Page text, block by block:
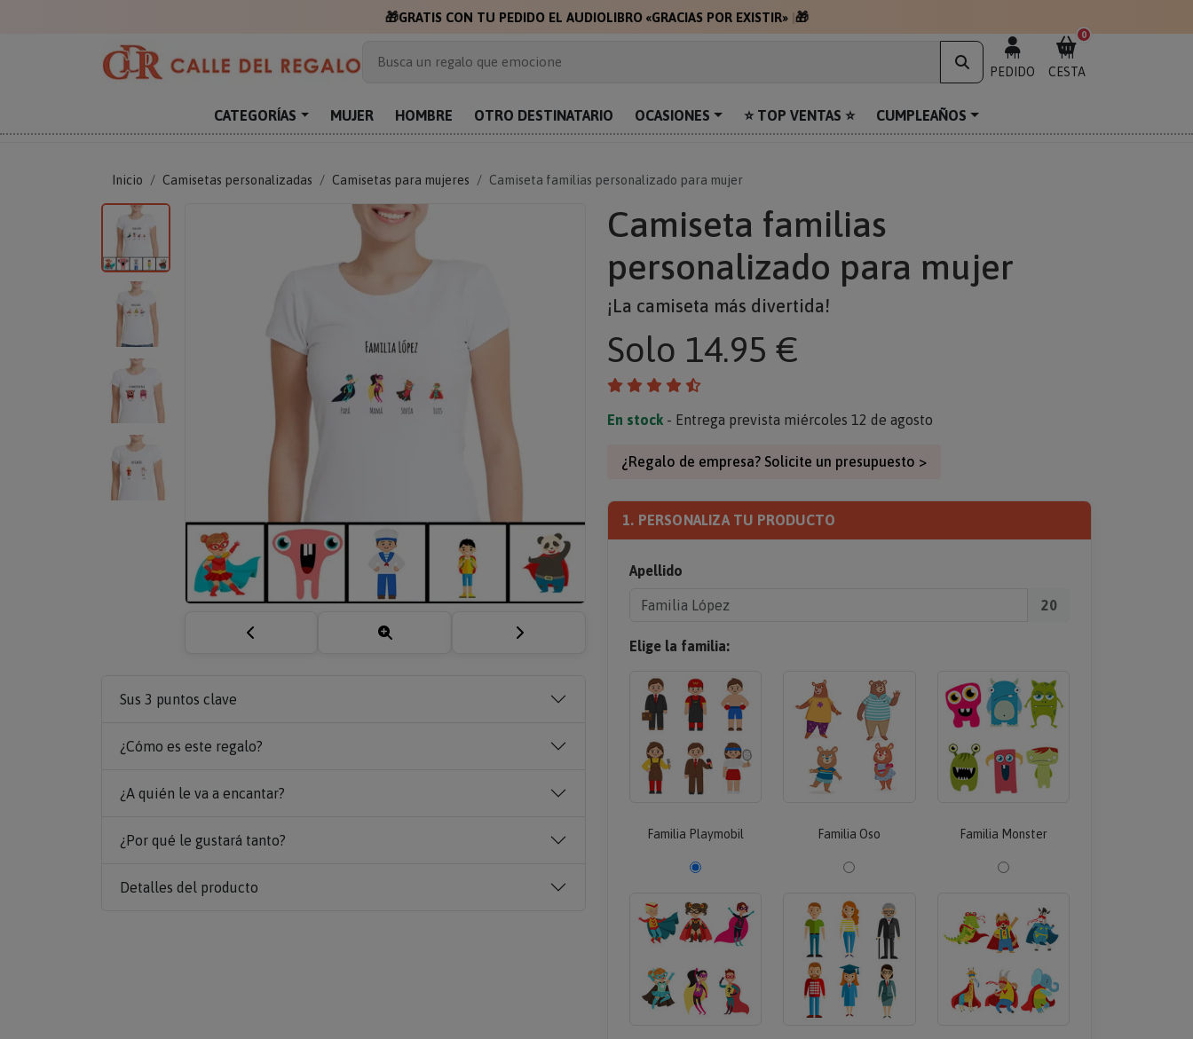
🎁GRATIS CON TU PEDIDO EL AUDIOLIBRO «GRACIAS POR EXISTIR» 🎁
Busca un regalo que emocione
Regalos personalizados para sorprender
MI
PEDIDO
0
MI
CESTA
CATEGORÍAS MUJER HOMBRE OTRO DESTINATARIO OCASIONES ⭐ TOP VENTAS ⭐ CUMPLEAÑOS
Inicio Camisetas personalizadas Camisetas para mujeres Camiseta familias personalizado para mujer
Sus 3 puntos clave
¿Cómo es este regalo?
¿A quién le va a encantar?
¿Por qué le gustará tanto?
Detalles del producto
Camiseta familias
personalizado para mujer
¡La camiseta más divertida!
Solo 14.95 €
En stock - Entrega prevista miércoles 12 de agosto
¿Regalo de empresa? Solicite un presupuesto >
1. PERSONALIZA TU PRODUCTO
Apellido
20
Elige la familia:
Familia Playmobil Familia Oso Familia Monster